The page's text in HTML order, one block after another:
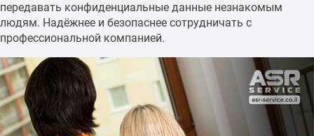
передавать конфиденциальные данные незнакомым
людям. Надёжнее и безопаснее сотрудничать с
профессиональной компанией.